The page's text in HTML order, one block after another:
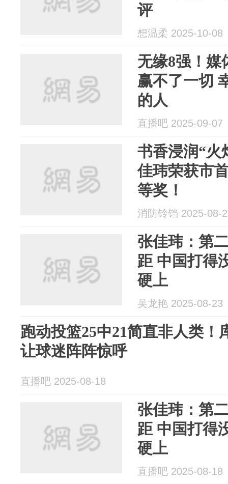
评
想温柔 2025-10-08
无缘8强！媒
赢不了一切
的人
直播吧 2025-09-07
书香浸润“火
佳玮荣获市
等奖！
消防铃铛 2025-08-
张佳玮：第
距 中国打得
硬上
吴龙艳 2025-08-23
跑动投篮25中21简直非人类！
让球迷阵阵惊呼
直播吧 2025-08-18
张佳玮：第
距 中国打得
硬上
直播吧 2025-08-18